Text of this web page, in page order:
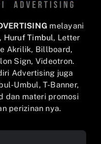
melayani
Huruf Timbul, Letter
Akrilik, Billboard,
Sign, Videotron.
Advertising juga
Umbul, T-Banner,
dan materi promosi
perizinan nya.